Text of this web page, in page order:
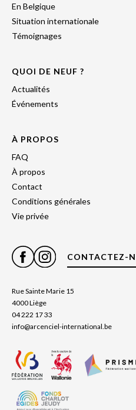
En Belgique
Situation internationale
Témoignages
QUOI DE NEUF ?
Actualités
Événements
À PROPOS
FAQ
À propos
Contact
Conditions générales
Vie privée
CONTACTEZ-
Rue Sainte Marie 15
4000 Liège
04 222 17 33
info@arcenciel-international.be